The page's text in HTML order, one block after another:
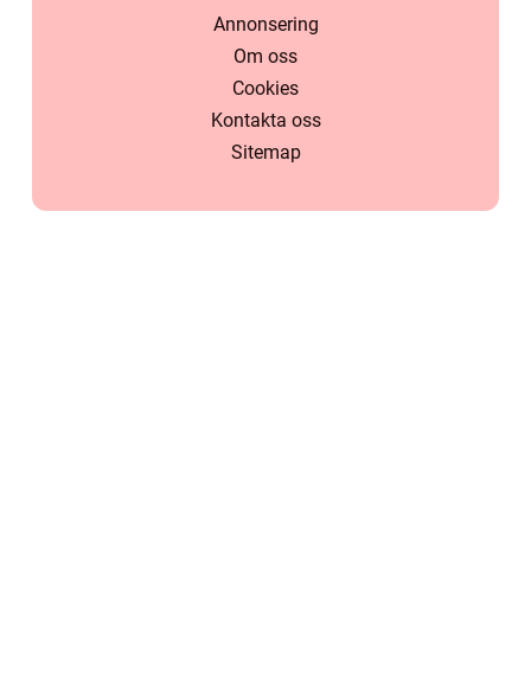
Annonsering
Om oss
Cookies
Kontakta oss
Sitemap